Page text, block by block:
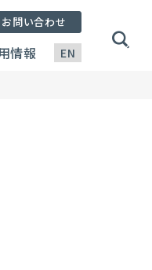
EN
情報
お問い合わせ